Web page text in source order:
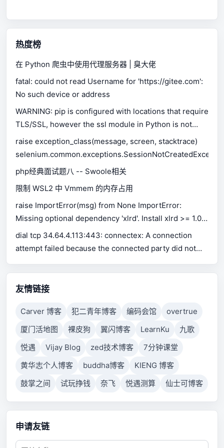
热度榜
在 Python 爬虫中使用代理服务器 | 臭大佬
fatal: could not read Username for 'https://gitee.com':
No such device or address
WARNING: pip is configured with locations that require
TLS/SSL, however the ssl module in Python is not
available.
raise exception_class(message, screen, stacktrace)
php经典面试题八 -- Swoole相关
限制 WSL2 中 Vmmem 的内存占用
raise ImportError(msg) from None ImportError:
Missing optional dependency 'xlrd'. Install xlrd >= 1.0.0
for Excel support Use pip or conda to install xlrd.
dial tcp 34.64.4.113:443: connectex: A connection
attempt failed because the connected party did not
connection failed because connected host has failed
to respond.
友情链接
Carver 博客 犯二青年博客 编码会馆
overtrue
厦门活地图
裸皮狗 翼闪博客 LearnKu
九歌
悦遇
Vijay Blog zed技术博客
7分钟课堂
黄华志个人博客
buddha博客
KIENG 博客
鼓掌之间
试玩挣钱 奈飞 悦遇测算 仙士可博客
申请友链